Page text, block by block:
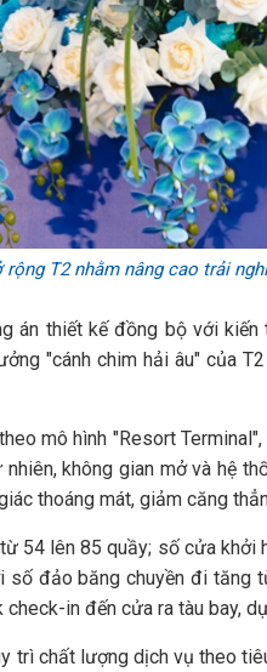
T2 nhằm nâng cao trải
án thiết kế đồng bộ với
"cánh chim hải âu" của
mô hình "Resort
nhiên, không gian mở và hệ
thoáng mát, giảm căng
54 lên 85 quầy; số cửa khởi
đảo băng chuyền đi tăng
in đến cửa ra tàu bay,
trì chất lượng dịch vụ theo